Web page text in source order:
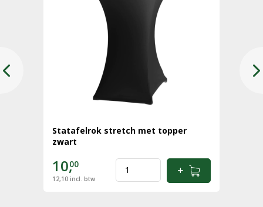
Statafelrok stretch met topper
zwart
10,00
12,10 incl. btw